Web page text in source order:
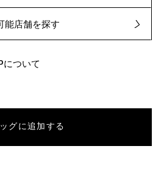
能店舗を探す
について
グに追加する